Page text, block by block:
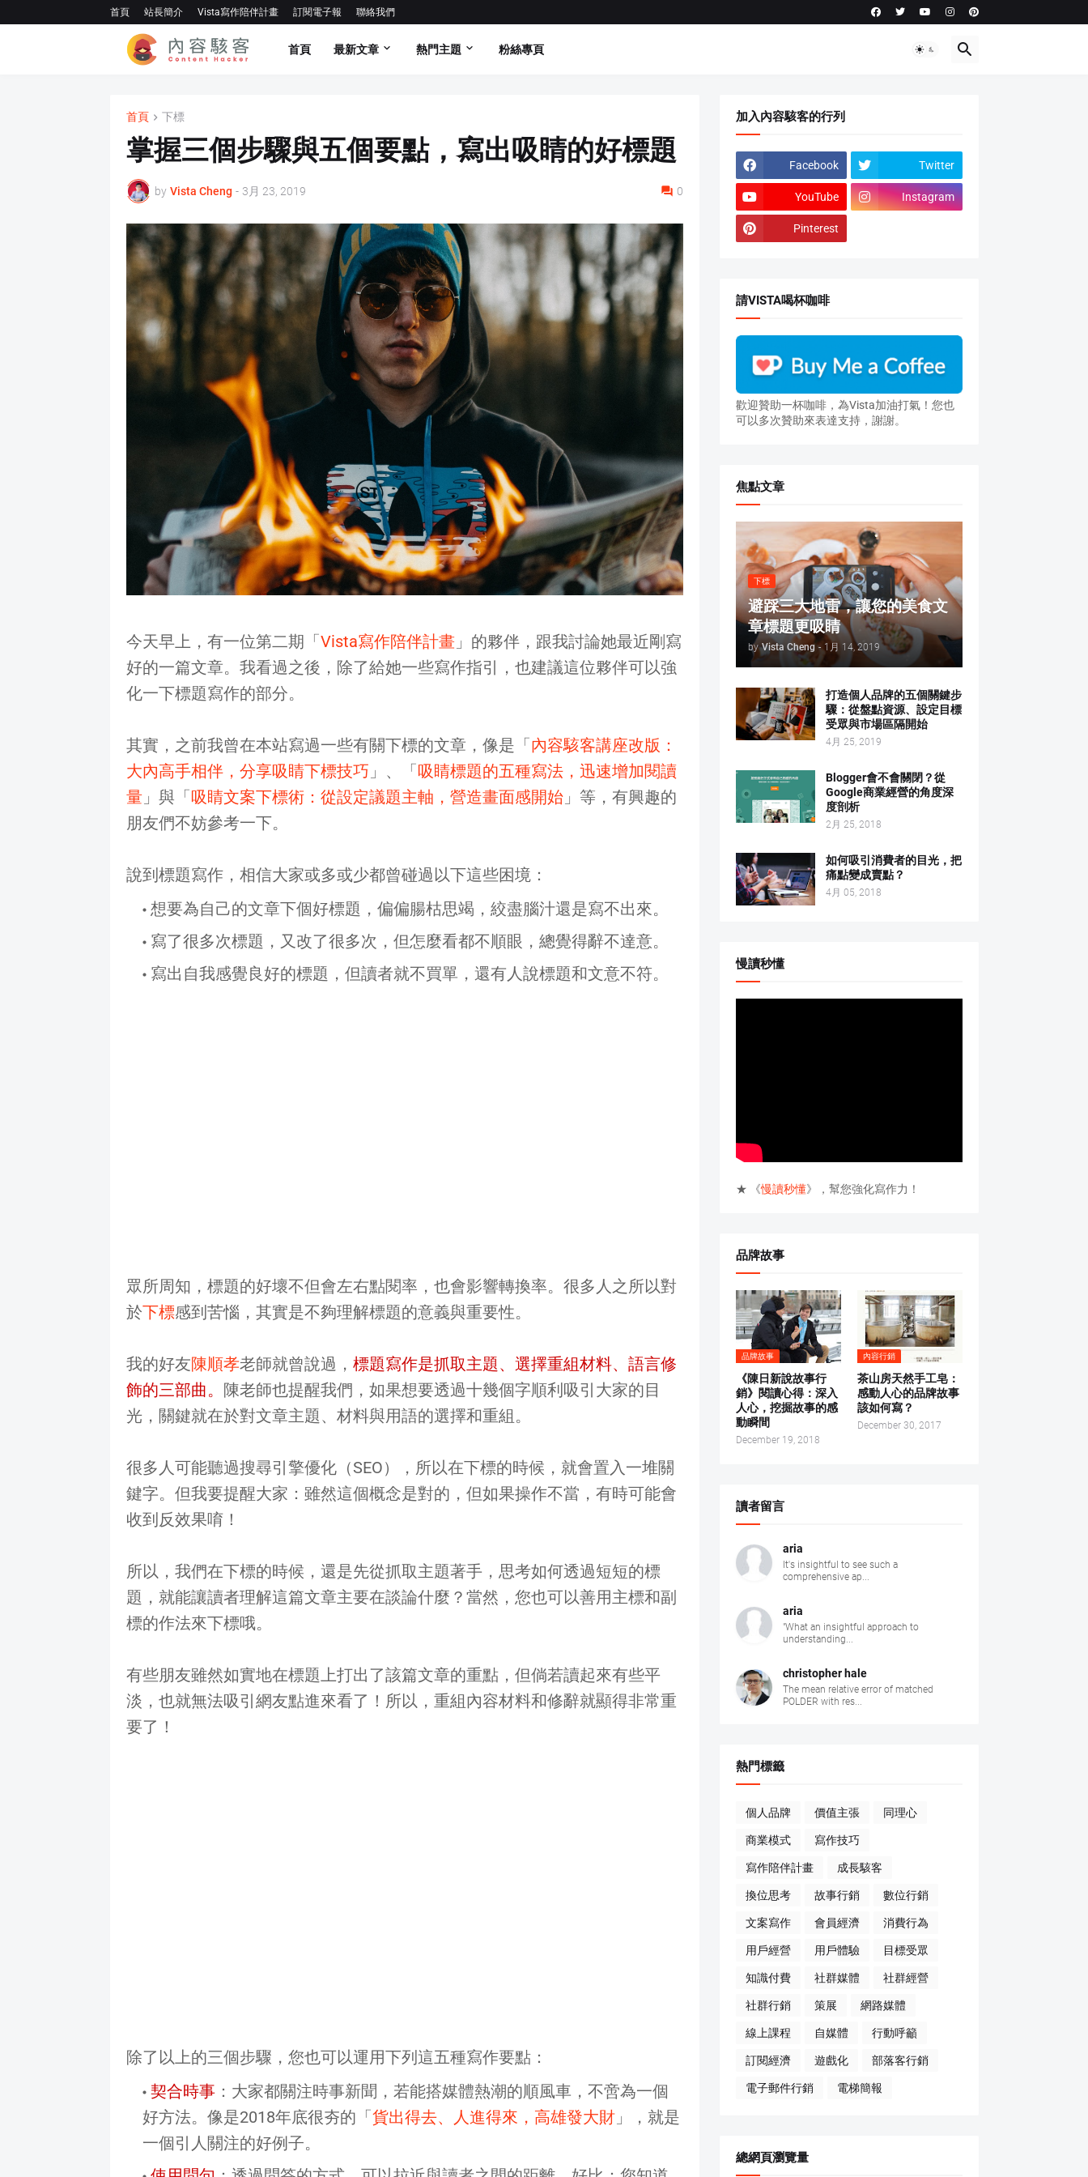
首頁 站長簡介 Vista寫作陪伴計畫 訂閱電子報 聯絡我們
首頁 最新文章 熱門主題 粉絲專頁
首頁 下標
掌握三個步驟與五個要點，寫出吸睛的好標題
by Vista Cheng - 3月 23, 2019 0
今天早上，有一位第二期「Vista寫作陪伴計畫」的夥伴，跟我討論她最近剛寫
好的一篇文章。我看過之後，除了給她一些寫作指引，也建議這位夥伴可以強
化一下標題寫作的部分。
其實，之前我曾在本站寫過一些有關下標的文章，像是「內容駭客講座改版：
大內高手相伴，分享吸睛下標技巧 」、「吸睛標題的五種寫法，迅速增加閱讀
量」與「吸睛文案下標術：從設定議題主軸，營造畫面感開始」等，有興趣的
朋友們不妨參考一下。
說到標題寫作，相信大家或多或少都曾碰過以下這些困境：
想要為自己的文章下個好標題，偏偏腸枯思竭，絞盡腦汁還是寫不出來。
寫了很多次標題，又改了很多次，但怎麼看都不順眼，總覺得辭不達意。
寫出自我感覺良好的標題，但讀者就不買單，還有人說標題和文意不符。
眾所周知，標題的好壞不但會左右點閱率，也會影響轉換率。很多人之所以對
於下標感到苦惱，其實是不夠理解標題的意義與重要性。
我的好友陳順孝老師就曾說過， 標題寫作是抓取主題、選擇重組材料、語言修
飾的三部曲。 陳老師也提醒我們，如果想要透過十幾個字順利吸引大家的目
光，關鍵就在於對文章主題、材料與用語的選擇和重組。
很多人可能聽過搜尋引擎優化（SEO），所以在下標的時候，就會置入一堆關
鍵字。但我要提醒大家：雖然這個概念是對的，但如果操作不當，有時可能會
收到反效果唷！
所以，我們在下標的時候，還是先從抓取主題著手，思考如何透過短短的標
題，就能讓讀者理解這篇文章主要在談論什麼？當然，您也可以善用主標和副
標的作法來下標哦。
有些朋友雖然如實地在標題上打出了該篇文章的重點，但倘若讀起來有些平
淡，也就無法吸引網友點進來看了！所以，重組內容材料和修辭就顯得非常重
要了！
除了以上的三個步驟，您也可以運用下列這五種寫作要點：
契合時事：大家都關注時事新聞，若能搭媒體熱潮的順風車，不啻為一個
好方法。像是2018年底很夯的「貨出得去、人進得來，高雄發大財」，就是
一個引人關注的好例子。
加入內容駭客的行列
Facebook Twitter
YouTube Instagram
Pinterest
請VISTA喝杯咖啡
歡迎贊助一杯咖啡，為Vista加油打氣！您也
可以多次贊助來表達支持，謝謝。
焦點文章
下標
避踩三大地雷，讓您的美食文
章標題更吸睛
by Vista Cheng - 1月 14, 2019
打造個人品牌的五個關鍵步
驟：從盤點資源、設定目標
受眾與市場區隔開始
4月 25, 2019
Blogger會不會關閉？從
Google商業經營的角度深
度剖析
2月 25, 2018
如何吸引消費者的目光，把
痛點變成賣點？
4月 05, 2018
慢讀秒懂
★ 《慢讀秒懂》，幫您強化寫作力！
品牌故事
品牌故事
《陳日新說故事行
銷》閱讀心得：深入
人心，挖掘故事的感
動瞬間
December 19, 2018
內容行銷
茶山房天然手工皂：
感動人心的品牌故事
該如何寫？
December 30, 2017
讀者留言
aria
It's insightful to see such a
comprehensive ap...
aria
"What an insightful approach to
understanding...
christopher hale
The mean relative error of matched
POLDER with res...
熱門標籤
個人品牌 價值主張 同理心
商業模式 寫作技巧
寫作陪伴計畫 成長駭客
換位思考 故事行銷 數位行銷
文案寫作 會員經濟 消費行為
用戶經營 用戶體驗 目標受眾
知識付費 社群媒體 社群經營
社群行銷 策展 網路媒體
線上課程 自媒體 行動呼籲
訂閱經濟 遊戲化 部落客行銷
電子郵件行銷 電梯簡報
總網頁瀏覽量